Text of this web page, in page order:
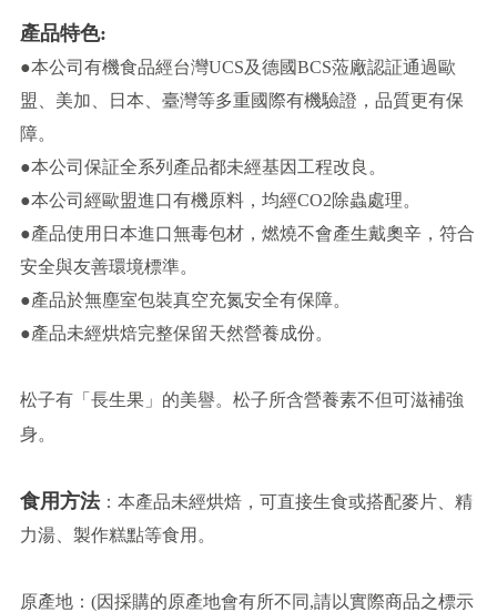
產品特色:
●本公司有機食品經台灣UCS及德國BCS蒞廠認証通過歐
盟、美加、日本、臺灣等多重國際有機驗證，品質更有保
障。
●本公司保証全系列產品都未經基因工程改良。
●本公司經歐盟進口有機原料，均經CO2除蟲處理。
●產品使用日本進口無毒包材，燃燒不會產生戴奧辛，符合
安全與友善環境標準。
●產品於無塵室包裝真空充氮安全有保障。
●產品未經烘焙完整保留天然營養成份。
松子有「長生果」的美譽。松子所含營養素不但可滋補強
身。
食用方法：本產品未經烘焙，可直接生食或搭配麥片、精
力湯、製作糕點等食用。
原產地：(因採購的原產地會有所不同,請以實際商品之標示